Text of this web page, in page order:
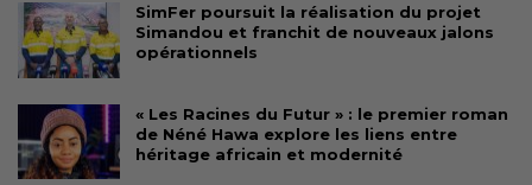
SimFer poursuit la réalisation du projet
Simandou et franchit de nouveaux jalons
opérationnels
« Les Racines du Futur » : le premier roman
de Néné Hawa explore les liens entre
héritage africain et modernité